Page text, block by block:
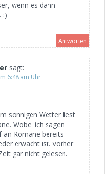
wenn es dann
:)
Antworten
sagt:
6:48 am Uhr
sonnigen Wetter liest
Wobei ich sagen
an Romane bereits
erwacht ist. Vorher
gar nicht gelesen.